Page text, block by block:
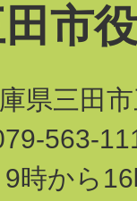
市
県三田市
563-
9時から